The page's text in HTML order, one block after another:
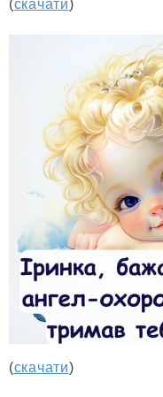
(скачати)
(скачати)